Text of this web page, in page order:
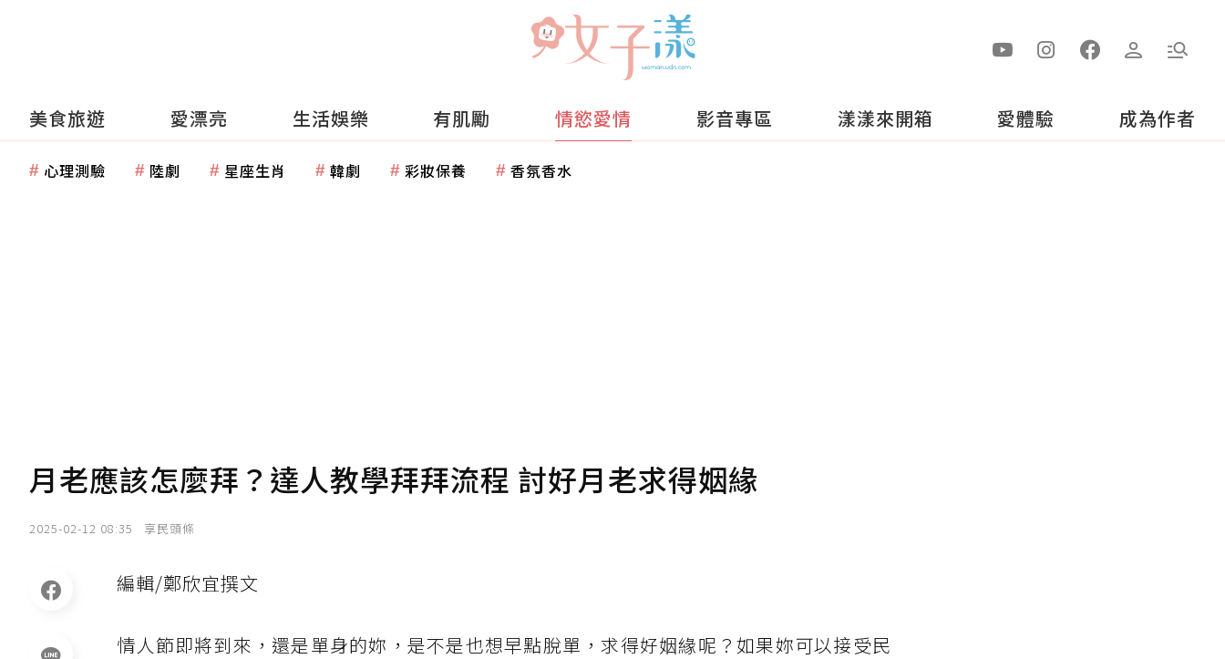
美食旅遊 愛漂亮 生活娛樂 有肌勵 情慾愛情 影音專區 漾漾來開箱 愛體驗 成為作者
心理測驗 陸劇 星座生肖 韓劇 彩妝保養 香氛香水
月老應該怎麼拜？達人教學拜拜流程 討好月老求得姻緣
2025-02-12 08:35 享民頭條
編輯/鄭欣宜撰文
情人節即將到來，還是單身的妳，是不是也想早點脫單，求得好姻緣呢？如果妳可以接受民